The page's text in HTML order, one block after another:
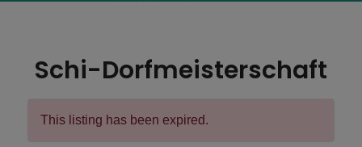
Schi-Dorfmeisterschaft
This listing has been expired.